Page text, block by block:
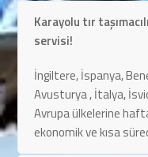
Karayolu tır
servisi!
İngiltere, İspanya,
Avusturya , İtalya,
Avrupa ülkelerine
ekonomik ve kısa